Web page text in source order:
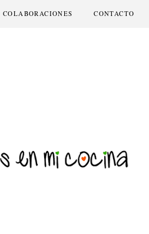
CONTACTO